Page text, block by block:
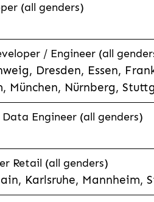
(all genders)
/ Engineer (all
Dresden, Essen,
München, Nürnberg,
Engineer (all genders)
Retail (all genders)
Karlsruhe, Mannheim,